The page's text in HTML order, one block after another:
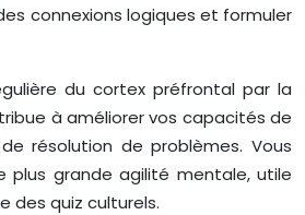
connexions logiques et formuler
du cortex préfrontal par la
à améliorer vos capacités de
résolution de problèmes. Vous
plus grande agilité mentale, utile
des quiz culturels.